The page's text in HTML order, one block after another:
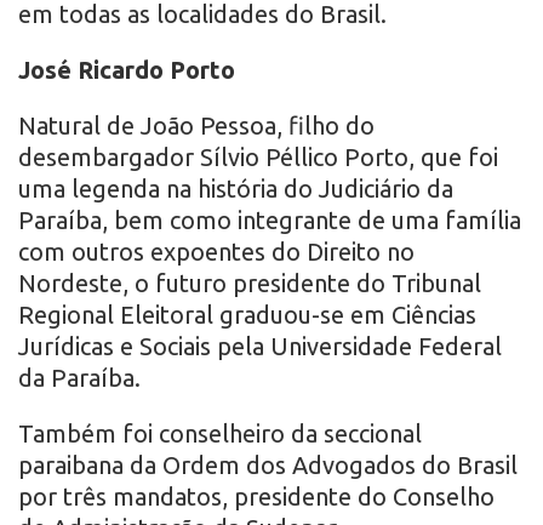
em todas as localidades do Brasil.
José Ricardo Porto
Natural de João Pessoa, filho do
desembargador Sílvio Péllico Porto, que foi
uma legenda na história do Judiciário da
Paraíba, bem como integrante de uma família
com outros expoentes do Direito no
Nordeste, o futuro presidente do Tribunal
Regional Eleitoral graduou-se em Ciências
Jurídicas e Sociais pela Universidade Federal
da Paraíba.
Também foi conselheiro da seccional
paraibana da Ordem dos Advogados do Brasil
por três mandatos, presidente do Conselho